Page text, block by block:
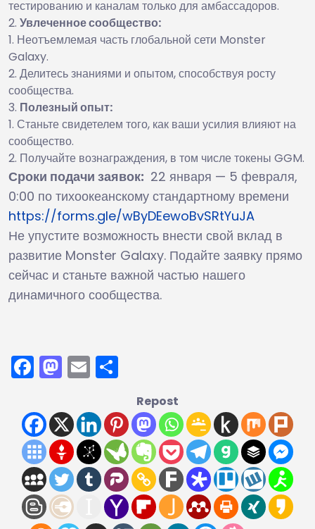
тестированию и каналам только для амбассадоров.
Увлеченное сообщество:
Неотъемлемая часть глобальной сети Monster
Galaxy.
Делитесь знаниями и опытом, способствуя росту
сообщества.
Полезный опыт:
Станьте свидетелем того, как ваши усилия влияют на
сообщество.
Получайте вознаграждения, в том числе токены GGM.
Сроки подачи заявок: 22 января — 5 февраля,
0:00 по тихоокеанскому стандартному времени
https://forms.gle/wByDEewoBvSRtYuJA
Не упустите возможность внести свой вклад в
развитие Monster Galaxy. Подайте заявку прямо
сейчас и станьте важной частью нашего
динамичного сообщества.
Facebook
Mastodon
Email
Repost